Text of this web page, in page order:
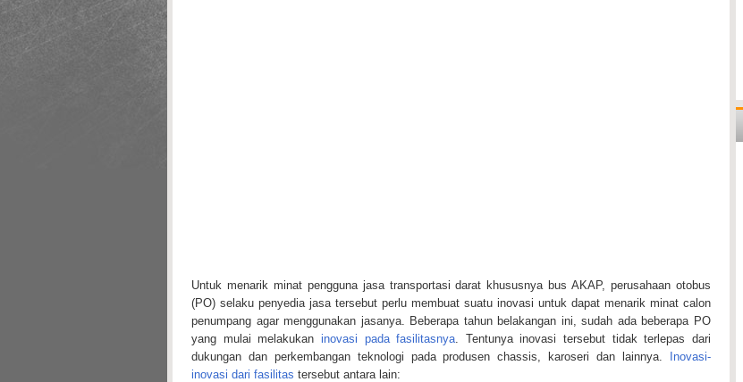
Untuk menarik minat pengguna jasa transportasi darat khususnya bus AKAP, perusahaan otobus
(PO) selaku penyedia jasa tersebut perlu membuat suatu inovasi untuk dapat menarik minat calon
penumpang agar menggunakan jasanya. Beberapa tahun belakangan ini, sudah ada beberapa PO
yang mulai melakukan inovasi pada fasilitasnya . Tentunya inovasi tersebut tidak terlepas dari
dukungan dan perkembangan teknologi pada produsen chassis, karoseri dan lainnya. Inovasi-
inovasi dari fasilitas tersebut antara lain: